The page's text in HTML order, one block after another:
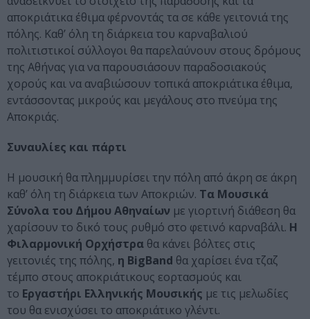
αποκριάτικα έθιμα φέρνοντάς τα σε κάθε γειτονιά της
πόλης. Καθ’ όλη τη διάρκεια του καρναβαλιού
πολιτιστικοί σύλλογοι θα παρελαύνουν στους δρόμους
της Αθήνας για να παρουσιάσουν παραδοσιακούς
χορούς και να αναβιώσουν τοπικά αποκριάτικα έθιμα,
εντάσσοντας μικρούς και μεγάλους στο πνεύμα της
Αποκριάς.
Συναυλίες και πάρτι
Η μουσική θα πλημμυρίσει την πόλη από άκρη σε άκρη
καθ’ όλη τη διάρκεια των Αποκριών. Τα Μουσικά
Σύνολα του Δήμου Αθηναίων με γιορτινή διάθεση θα
χαρίσουν το δικό τους ρυθμό στο φετινό καρναβάλι. Η
Φιλαρμονική Ορχήστρα θα κάνει βόλτες στις
γειτονιές της πόλης, η BigBand θα χαρίσει ένα τζαζ
τέμπο στους αποκριάτικους εορτασμούς και
το Εργαστήρι Ελληνικής Μουσικής με τις μελωδίες
του θα ενισχύσει το αποκριάτικο γλέντι.